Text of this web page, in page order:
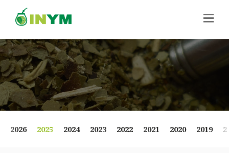
2026 2025 2024 2023 2022 2021 2020 2019